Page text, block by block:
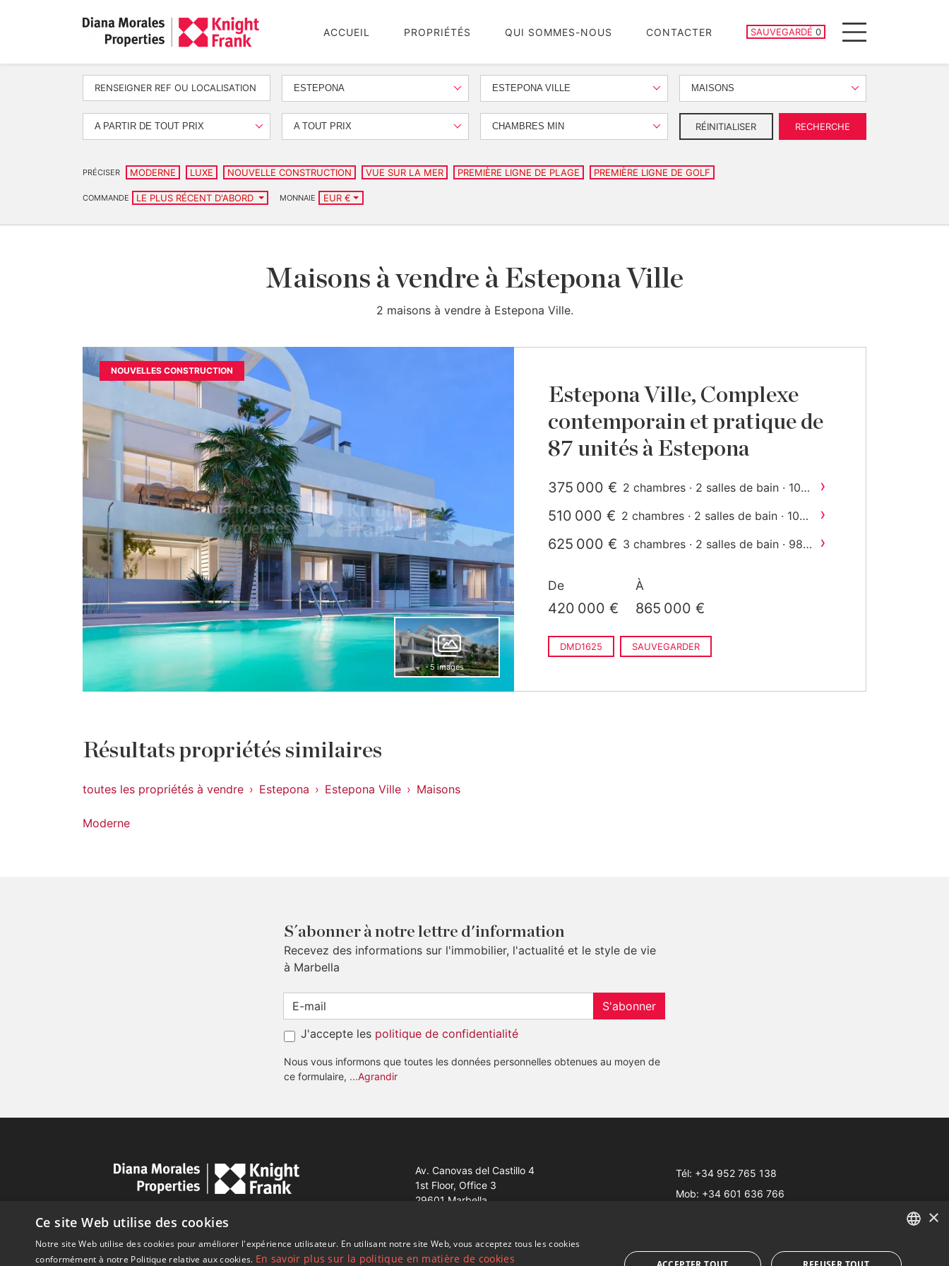
ACCUEIL PROPRIÉTÉS QUI SOMMES-NOUS CONTACTER SAUVEGARDÉ 0
PROPRIÉTÉS SAUVEGARDÉES
Menu
ESTEPONA ESTEPONA VILLE MAISONS
A PARTIR DE TOUT PRIX A TOUT PRIX CHAMBRES MIN RÉINITIALISER RECHERCHE
PRÉCISER MODERNE LUXE NOUVELLE CONSTRUCTION VUE SUR LA MER PREMIÈRE LIGNE DE PLAGE PREMIÈRE LIGNE DE GOLF
COMMANDE LE PLUS RÉCENT D'ABORD MONNAIE EUR €
Maisons à vendre à Estepona Ville
2 maisons à vendre à Estepona Ville.
NOUVELLES CONSTRUCTION
5 images
Estepona Ville, Complexe
contemporain et pratique de
87 unités à Estepona
375 000 € 2 chambres · 2 salles de bain · 100
›
510 000 € 2 chambres · 2 salles de bain · 106
›
625 000 € 3 chambres · 2 salles de bain · 98
›
2construit
835 000 €
4 chambres · 3 salles de bain · 154
2construit
De
420 000 €
À
865 000 €
DMD1625 SAUVEGARDER
Résultats propriétés similaires
toutes les propriétés à vendre Estepona Estepona Ville Maisons
Moderne
S´abonner à notre lettre d'information
Recevez des informations sur l'immobilier, l'actualité et le style de vie
à Marbella
S'abonner
J'accepte les politique de confidentialité
Nous vous informons que toutes les données personnelles obtenues au moyen de
ce formulaire, ...Agrandir
Av. Canovas del Castillo 4
1st Floor, Office 3
29601 Marbella
Tél: +34 952 765 138
Mob: +34 601 636 766
www.dmproperties.com
ENGLISH
×
Ce site Web utilise des cookies
Notre site Web utilise des cookies pour améliorer l'expérience utilisateur. En utilisant notre site Web, vous acceptez tous les cookies
conformément à notre Politique relative aux cookies. En savoir plus sur la politique en matière de cookies